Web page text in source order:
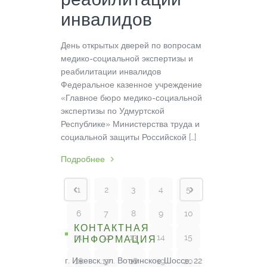
инвалидов
День открытых дверей по вопросам
медико-социальной экспертизы и
реабилитации инвалидов
Федеральное казенное учреждение
«Главное бюро медико-социальной
экспертизы по Удмуртской
Республике» Министерства труда и
социальной защиты Российской […]
Подробнее
1 2 3 4 5
6 7 8 9 10
11 12 13 14 15
16 17 18 19 20
КОНТАКТНАЯ
ИНФОРМАЦИЯ
г. Ижевск, ул. Воткинское Шоссе, 22